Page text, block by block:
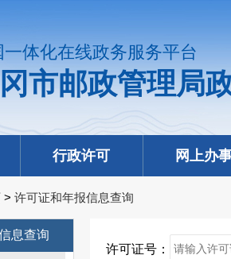
一体化在线政务服务平台
市邮政管理局
行政许可 网上办
> 许可证和年报信息查询
息查询
许可证号：